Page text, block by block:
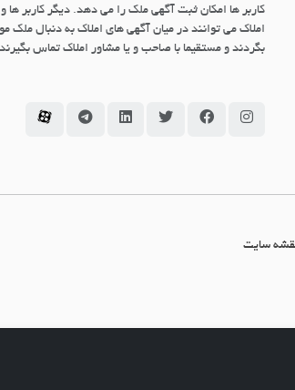
کاربر ها امکان ثبت آگهی ملک را می دهد. دیگر کاربر ها
املاک می توانند در میان آگهی های املاک به دنبال ملک
بگردند و مستقیما با صاحب و یا مشاور املاک تماس
سامانه جاما در اینستاگرام
سامانه جاما در فیسبوک
سامانه جاما در توئیتر
سامانه جاما درسامانه جاما در
سامانه
سایت